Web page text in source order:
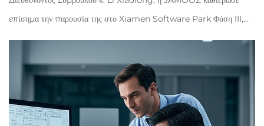
επίσημα την παρουσία της στο Xiamen Software Park Φάση III,
επενδύοντας σημαντικά στην κατασκευή του "Κέντρου Έρευνας και